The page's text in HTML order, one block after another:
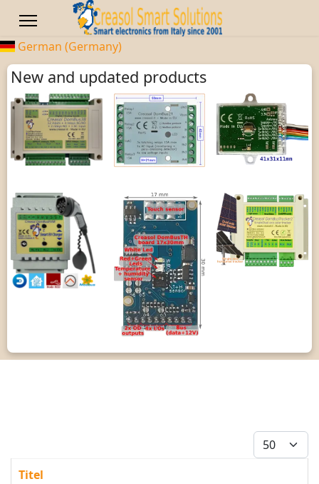
German (Germany)
New and updated products
Anzeige #
Titel